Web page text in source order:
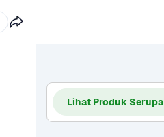
Lihat Produk Serupa